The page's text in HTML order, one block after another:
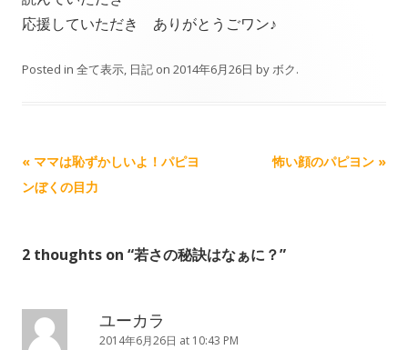
応援していただき ありがとうごワン♪
Posted in 全て表示, 日記 on 2014年6月26日 byボク.
Post navigation
« ママは恥ずかしいよ！パピヨ
ンぼくの目力
怖い顔のパピヨン »
2 thoughts on “若さの秘訣はなぁに？”
ユーカラ
2014年6月26日 at 10:43 PM